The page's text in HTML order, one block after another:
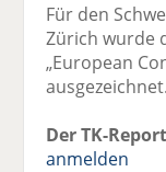
Für den
Zürich wurde
„European
ausgezeichnet.
Der TK-
anmelden